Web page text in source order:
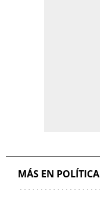
MÁS EN POLÍTICA